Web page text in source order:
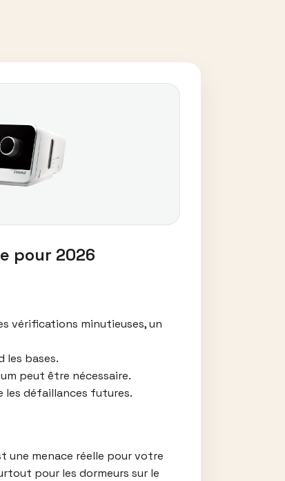
pour 2026
vérifications minutieuses, un
les bases.
peut être nécessaire.
les défaillances futures.
une menace réelle pour votre
pour les dormeurs sur le